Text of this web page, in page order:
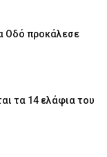
Οδό προκάλεσε
τα 14 ελάφια του